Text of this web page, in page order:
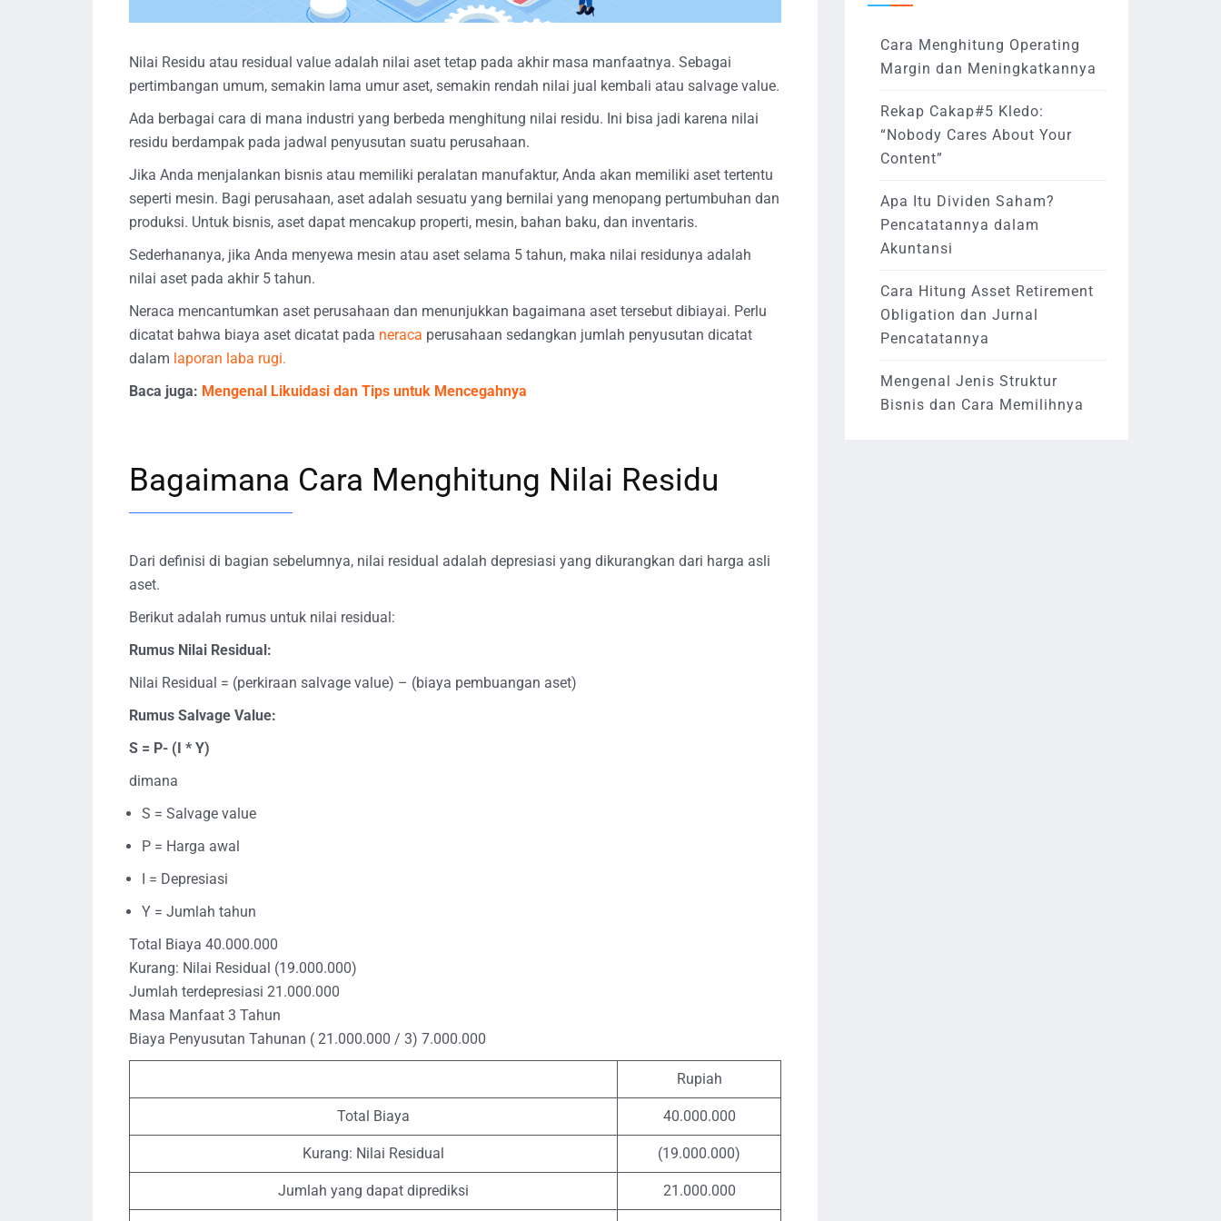
Nilai Residu atau residual value adalah nilai aset tetap pada akhir masa manfaatnya. Sebagai
pertimbangan umum, semakin lama umur aset, semakin rendah nilai jual kembali atau salvage value.
Ada berbagai cara di mana industri yang berbeda menghitung nilai residu. Ini bisa jadi karena nilai
residu berdampak pada jadwal penyusutan suatu perusahaan.
Jika Anda menjalankan bisnis atau memiliki peralatan manufaktur, Anda akan memiliki aset tertentu
seperti mesin. Bagi perusahaan, aset adalah sesuatu yang bernilai yang menopang pertumbuhan dan
produksi. Untuk bisnis, aset dapat mencakup properti, mesin, bahan baku, dan inventaris.
Sederhananya, jika Anda menyewa mesin atau aset selama 5 tahun, maka nilai residunya adalah
nilai aset pada akhir 5 tahun.
Neraca mencantumkan aset perusahaan dan menunjukkan bagaimana aset tersebut dibiayai. Perlu
dicatat bahwa biaya aset dicatat pada neraca perusahaan sedangkan jumlah penyusutan dicatat
dalam laporan laba rugi.
Baca juga: Mengenal Likuidasi dan Tips untuk Mencegahnya
Bagaimana Cara Menghitung Nilai Residu
Dari definisi di bagian sebelumnya, nilai residual adalah depresiasi yang dikurangkan dari harga asli
aset.
Berikut adalah rumus untuk nilai residual:
Rumus Nilai Residual:
Nilai Residual = (perkiraan salvage value) – (biaya pembuangan aset)
Rumus Salvage Value:
S = P- (I * Y)
dimana
S = Salvage value
P = Harga awal
I = Depresiasi
Y = Jumlah tahun
Total Biaya 40.000.000
Kurang: Nilai Residual (19.000.000)
Jumlah terdepresiasi 21.000.000
Masa Manfaat 3 Tahun
Biaya Penyusutan Tahunan ( 21.000.000 / 3) 7.000.000
Rupiah
Total Biaya 40.000.000
Kurang: Nilai Residual (19.000.000)
Jumlah yang dapat diprediksi 21.000.000
Cara Menghitung Operating
Margin dan Meningkatkannya
Rekap Cakap#5 Kledo:
“Nobody Cares About Your
Content”
Apa Itu Dividen Saham?
Pencatatannya dalam
Akuntansi
Cara Hitung Asset Retirement
Obligation dan Jurnal
Pencatatannya
Mengenal Jenis Struktur
Bisnis dan Cara Memilihnya